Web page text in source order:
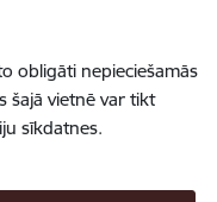
obligāti nepieciešamās
šajā vietnē var tikt
sīkdatnes.